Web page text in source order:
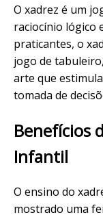
O xadrez é um
raciocínio lógico
praticantes, o
jogo de
arte que
tomada de
Benefícios
Infantil
O ensino do
mostrado uma